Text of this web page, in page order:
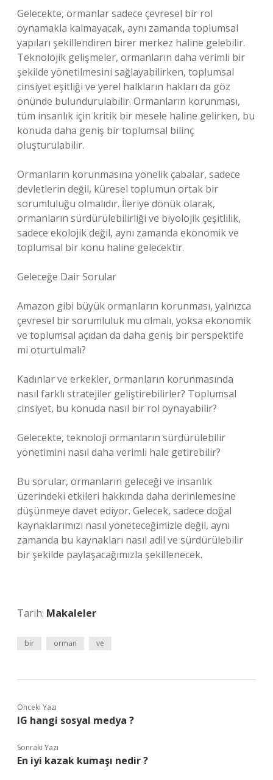
Gelecekte, ormanlar sadece çevresel bir rol
oynamakla kalmayacak, aynı zamanda toplumsal
yapıları şekillendiren birer merkez haline gelebilir.
Teknolojik gelişmeler, ormanların daha verimli bir
şekilde yönetilmesini sağlayabilirken, toplumsal
cinsiyet eşitliği ve yerel halkların hakları da göz
önünde bulundurulabilir. Ormanların korunması,
tüm insanlık için kritik bir mesele haline gelirken, bu
konuda daha geniş bir toplumsal bilinç
oluşturulabilir.
Ormanların korunmasına yönelik çabalar, sadece
devletlerin değil, küresel toplumun ortak bir
sorumluluğu olmalıdır. İleriye dönük olarak,
ormanların sürdürülebilirliği ve biyolojik çeşitlilik,
sadece ekolojik değil, aynı zamanda ekonomik ve
toplumsal bir konu haline gelecektir.
Geleceğe Dair Sorular
Amazon gibi büyük ormanların korunması, yalnızca
çevresel bir sorumluluk mu olmalı, yoksa ekonomik
ve toplumsal açıdan da daha geniş bir perspektife
mi oturtulmalı?
Kadınlar ve erkekler, ormanların korunmasında
nasıl farklı stratejiler geliştirebilirler? Toplumsal
cinsiyet, bu konuda nasıl bir rol oynayabilir?
Gelecekte, teknoloji ormanların sürdürülebilir
yönetimini nasıl daha verimli hale getirebilir?
Bu sorular, ormanların geleceği ve insanlık
üzerindeki etkileri hakkında daha derinlemesine
düşünmeye davet ediyor. Gelecek, sadece doğal
kaynaklarımızı nasıl yöneteceğimizle değil, aynı
zamanda bu kaynakları nasıl adil ve sürdürülebilir
bir şekilde paylaşacağımızla şekillenecek.
Tarih: Makaleler
bir orman ve
Önceki Yazı
IG hangi sosyal medya ?
Sonraki Yazı
En iyi kazak kumaşı nedir ?